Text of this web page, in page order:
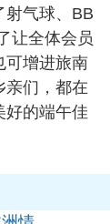
射气球、BB
让全体会员
可增进旅南
亲们，都在
好的端午佳